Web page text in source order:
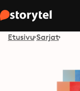
Etusivu Sarjat